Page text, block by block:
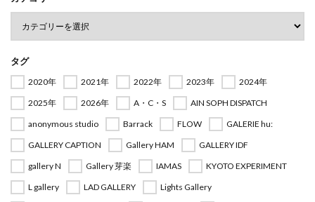
タグ
2020年 2021年 2022年 2023年
2024年
2025年
2026年 A・C・S
AIN SOPH DISPATCH
anonymous studio
Barrack FLOW
GALERIE hu:
GALLERY CAPTION
Gallery HAM
GALLERY IDF
gallery N
Gallery 芽楽 IAMAS
KYOTO EXPERIMENT
L gallery
LAD GALLERY
Lights Gallery